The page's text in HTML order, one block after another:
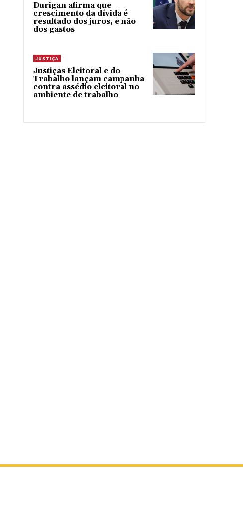
Durigan afirma que
crescimento da dívida é
resultado dos juros, e não
dos gastos
JUSTIÇA
Justiças Eleitoral e do
Trabalho lançam campanha
contra assédio eleitoral no
ambiente de trabalho